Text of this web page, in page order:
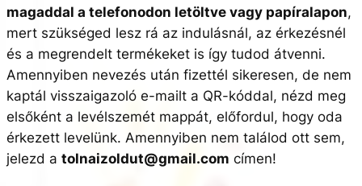
magaddal a telefonodon letöltve vagy papíralapon,
mert szükséged lesz rá az indulásnál, az érkezésnél
és a megrendelt termékeket is így tudod átvenni.
Amennyiben nevezés után fizettél sikeresen, de nem
kaptál visszaigazoló e-mailt a QR-kóddal, nézd meg
elsőként a levélszemét mappát, előfordul, hogy oda
érkezett levelünk. Amennyiben nem találod ott sem,
jelezd a tolnaizoldut@gmail.com címen!